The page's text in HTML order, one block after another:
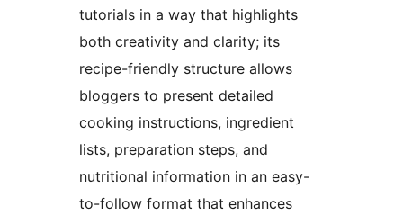
tutorials in a way that highlights
both creativity and clarity; its
recipe-friendly structure allows
bloggers to present detailed
cooking instructions, ingredient
lists, preparation steps, and
nutritional information in an easy-
to-follow format that enhances